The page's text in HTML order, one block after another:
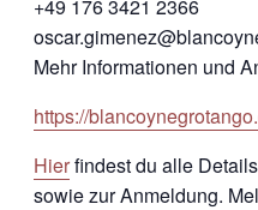
+49 176 3421 2366
Mehr Informationen und
https://
Hierfindest du alle
sowie zur Anmeldung.